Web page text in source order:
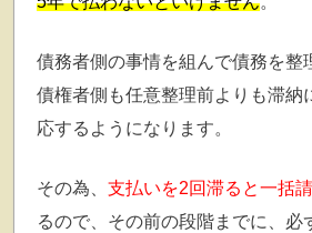
債務者側の事情を組んで債務を整
債権者側も任意整理前よりも滞納
応するようになります。
その為、 支払いを2回滞ると一括
るので、その前の段階までに、必